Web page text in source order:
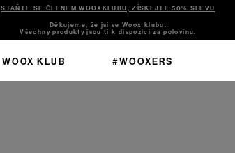
STAŇTE SE ČLENEM WOOXKLUBU, ZÍSKEJTE 50% SLEVU
Děkujeme, že jsi ve Woox klubu.
Všechny produkty jsou ti k dispozici za polovinu.
WOOX KLUB #WOOXERS